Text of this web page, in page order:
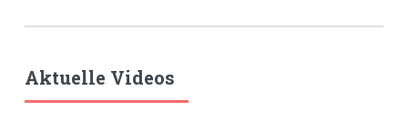
Aktuelle Videos